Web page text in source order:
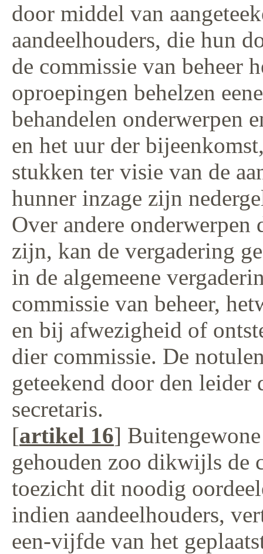
door middel van
aandeelhouders, die hun
de commissie van beheer
oproepingen behelzen
behandelen onderwerpen
en het uur der
stukken ter visie van de
hunner inzage zijn
Over andere
zijn, kan de vergadering
in de algemeene
commissie van beheer,
en bij afwezigheid of
dier commissie. De
geteekend door den leider
secretaris.
[artikel 16]
gehouden zoo dikwijls de
toezicht dit noodig
indien aandeelhouders,
een-vijfde van het